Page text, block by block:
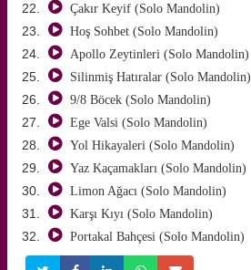
Çakır Keyif (Solo Mandolin)
Hoş Sohbet (Solo Mandolin)
Apollo Zeytinleri (Solo Mandolin)
Silinmiş Hatıralar (Solo Mandolin)
9/8 Böcek (Solo Mandolin)
Ege Valsi (Solo Mandolin)
Yol Hikayaleri (Solo Mandolin)
Yaz Kaçamakları (Solo Mandolin)
Limon Ağacı (Solo Mandolin)
Karşı Kıyı (Solo Mandolin)
Portakal Bahçesi (Solo Mandolin)